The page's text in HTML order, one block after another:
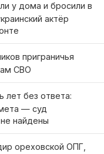
у дома и бросили в
актёр
приграничья
СВО
лет без ответа:
— суд
найдены
ореховской ОПГ,